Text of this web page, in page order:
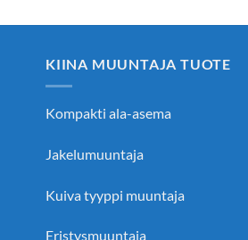
KIINA MUUNTAJA TUOTE
Kompakti ala-asema
Jakelumuuntaja
Kuiva tyyppi muuntaja
Eristysmuuntaja